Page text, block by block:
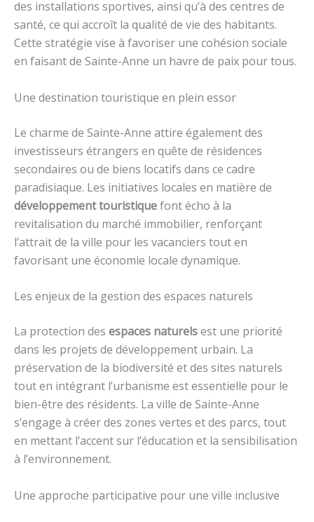
des installations sportives, ainsi qu’à des centres de
santé, ce qui accroît la qualité de vie des habitants.
Cette stratégie vise à favoriser une cohésion sociale
en faisant de Sainte-Anne un havre de paix pour tous.
Une destination touristique en plein essor
Le charme de Sainte-Anne attire également des
investisseurs étrangers en quête de résidences
secondaires ou de biens locatifs dans ce cadre
paradisiaque. Les initiatives locales en matière de
développement touristiquefont écho à la
revitalisation du marché immobilier, renforçant
l’attrait de la ville pour les vacanciers tout en
favorisant une économie locale dynamique.
Les enjeux de la gestion des espaces naturels
La protection des espaces naturelsest une priorité
dans les projets de développement urbain. La
préservation de la biodiversité et des sites naturels
tout en intégrant l’urbanisme est essentielle pour le
bien-être des résidents. La ville de Sainte-Anne
s’engage à créer des zones vertes et des parcs, tout
en mettant l’accent sur l’éducation et la sensibilisation
à l’environnement.
Une approche participative pour une ville inclusive